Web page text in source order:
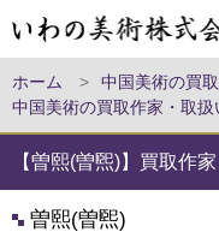
ホーム > 中国美術の買
中国美術の買取作家・取
【曽熙(曽煕)】買取作
曽熙(曽煕)